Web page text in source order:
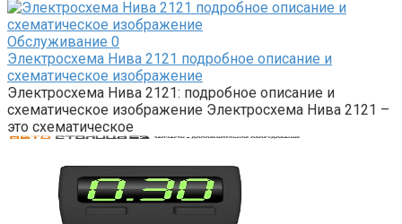
Обслуживание 0
Электросхема Нива 2121 подробное описание и
схематическое изображение
Электросхема Нива 2121: подробное описание и
схематическое изображение Электросхема Нива 2121 –
это схематическое